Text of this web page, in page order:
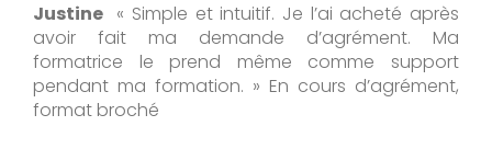
Justine « Simple et intuitif. Je l’ai acheté après
avoir fait ma demande d’agrément. Ma
formatrice le prend même comme support
pendant ma formation. » En cours d’agrément,
format broché